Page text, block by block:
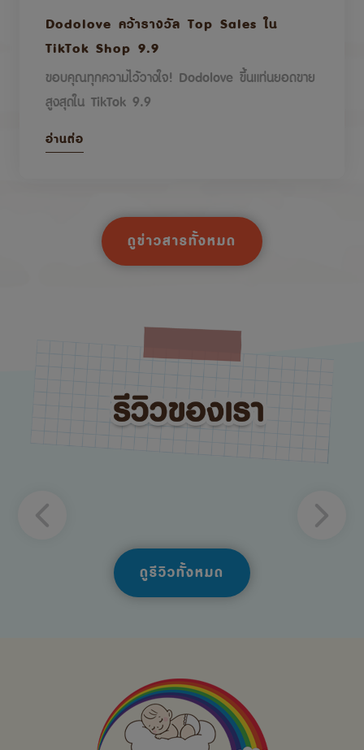
Dodolove คว้ารางวัล Top Sales ใน
TikTok Shop 9.9
ขอบคุณทุกความไว้วางใจ! Dodolove ขึ้นแท่นยอดขาย
สูงสุดใน TikTok 9.9
อ่านต่อ
ดูข่าวสารทั้งหมด
ดูรีวิวทั้งหมด